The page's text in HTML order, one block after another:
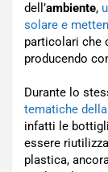
dell’ambiente,
solare e
particolari che
producendo
Durante lo
tematiche
infatti le
essere
plastica,